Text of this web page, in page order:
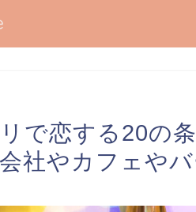
で恋する20の
社やカフェやバ